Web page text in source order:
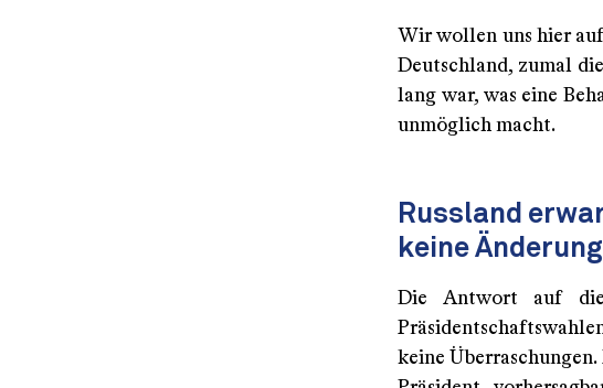
Wir wollen uns hier
Deutschland, zumal
lang war, was eine
unmöglich macht.
Russland
keine
Die Antwort auf
keine